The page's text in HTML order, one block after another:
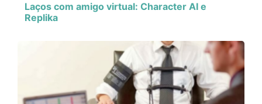
Laços com amigo virtual: Character AI e
Replika